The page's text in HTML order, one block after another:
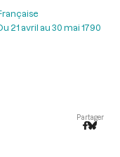
21 avril au 30 mai 1790
Partager